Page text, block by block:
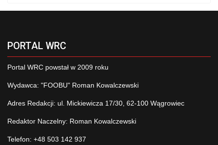
PORTAL WRC
Portal WRC powstał w 2009 roku
Wydawca: "FOOBU" Roman Kowalczewski
Adres Redakcji: ul. Mickiewicza 17/30, 62-100 Wągrowiec
Redaktor Naczelny: Roman Kowalczewski
Telefon: +48 503 142 937